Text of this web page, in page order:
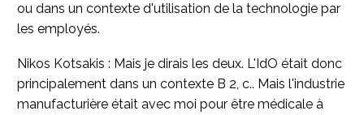
ou dans un contexte d'utilisation de la technologie par
les employés.
Nikos Kotsakis : Mais je dirais les deux. L'IdO était donc
principalement dans un contexte B 2, c.. Mais l'industrie
manufacturière était avec moi pour être médicale à